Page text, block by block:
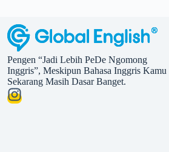
Pengen “Jadi Lebih PeDe Ngomong
Inggris”, Meskipun Bahasa Inggris Kamu
Sekarang Masih Dasar Banget.